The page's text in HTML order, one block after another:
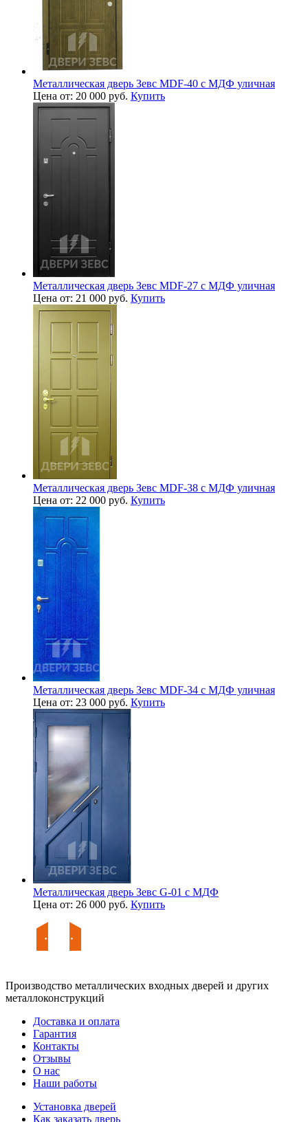
Металлическая дверь Зевс MDF-40 с МДФ уличная
Цена от: 20 000 руб. Купить
Металлическая дверь Зевс MDF-27 с МДФ уличная
Цена от: 21 000 руб. Купить
Металлическая дверь Зевс MDF-38 с МДФ уличная
Цена от: 22 000 руб. Купить
Металлическая дверь Зевс MDF-34 с МДФ уличная
Цена от: 23 000 руб. Купить
Металлическая дверь Зевс G-01 с МДФ
Цена от: 26 000 руб. Купить
Производство металлических входных дверей и других
металлоконструкций
Доставка и оплата
Гарантия
Контакты
Отзывы
О нас
Наши работы
Установка дверей
Как заказать дверь